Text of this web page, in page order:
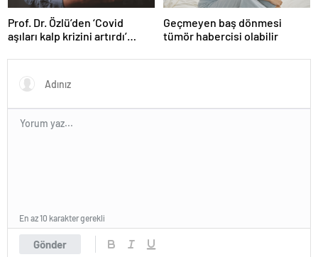
Prof. Dr. Özlü’den ‘Covid
aşıları kalp krizini artırdı’
Geçmeyen baş dönmesi
tümör habercisi olabilir
Gönder
En az 10 karakter gerekli